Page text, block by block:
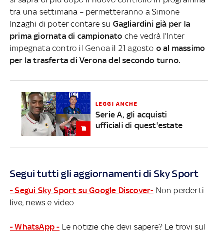
tra una settimana – permetteranno a Simone
Inzaghi di poter contare su Gagliardini già per la
prima giornata di campionato che vedrà l’Inter
impegnata contro il Genoa il 21 agosto o al massimo
per la trasferta di Verona del secondo turno.
LEGGI ANCHE
Serie A, gli acquisti
ufficiali di quest'estate
Segui tutti gli aggiornamenti di Sky Sport
- Segui Sky Sport su Google Discover- Non perderti
live, news e video
- WhatsApp - Le notizie che devi sapere? Le trovi sul